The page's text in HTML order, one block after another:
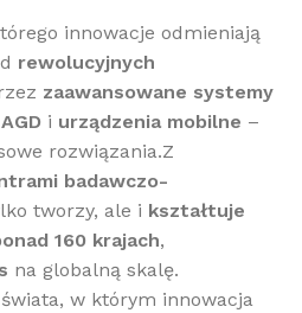
innowacje odmieniają
rewolucyjnych
zaawansowane systemy
i urządzenia mobilne –
rozwiązania.Z
badawczo-
tworzy, ale i kształtuje
160 krajach,
na globalną skalę.
w którym innowacja